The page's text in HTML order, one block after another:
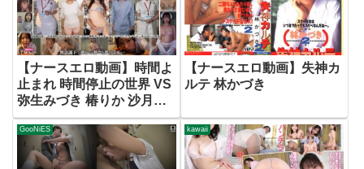
【ナースエロ動画】時間よ
止まれ 時間停止の世界 VS
弥生みづき 椿りか 沙月恵
奈 小那海あや 美園和花
【ナースエロ動画】失神カ
ルテ 林かづき
GooNiES kawaii